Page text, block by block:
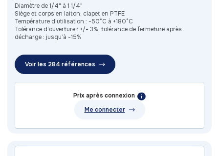
Diamètre de 1/4" à 1 1/4"
Siège et corps en laiton, clapet en PTFE
Température d’utilisation : -50°C à +180°C
Tolérance d’ouverture : +/- 3%, tolérance de fermeture après
décharge : jusqu’à -15%
Voir les 284 références
Prix après connexion
Me connecter